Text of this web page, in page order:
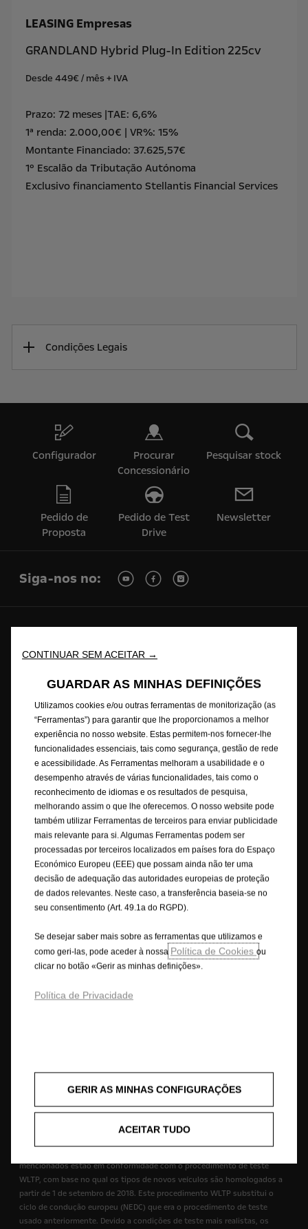
LEASING Empresas
GRANDLAND Hybrid Plug-In Edition 225cv
Desde 449€ / mês + IVA
Prazo: 72 meses |TAE: 6,6%
1ª renda: 2.000,00€ | VR%: 15%
Montante Financiado: 37.625,57€
1º Escalão da Tributação Autónoma
Exclusivo financiamento Stellantis Financial Services
Condições Legais
Configurador
Procurar
Concessionário
Pesquisar stock
Pedido de
Proposta
Pedido de Test
Drive
Newsletter
Siga-nos no:
Política de Privacidade
Política de Cookies
Opel Internacional
Contacte-nos
Este website/aplicação é propriedade da Opel Automobile GmbH com
sede social em Bahnhofsplatz, 65423 Rüsselsheim am Main, Alemanha,
com CIF/NIF DE 287264581. O website/aplicação é operado pela Stellantis
Portugal, S.A., com NIF 502995912, Rua Vasco da Gama, 20 | 2685-244
Portela de Loures | Portugal. Este website/aplicação está alojado na
Europa pelo nosso fornecedor de serviços de IT Capgemini Technology
Services, 5/7 rue Frédéric Clavel - 92287 Suresnes Cedex - França, num
servidor propriedade da Amazon Web Services.
A Opel garante que foram tomadas as devidas providências para que o
conteúdo deste Site seja preciso e atualizado. A Opel não assume
qualquer responsabilidade por prejuízos, danos materiais ou pessoais
utilização da informação nele contida.
As descrições e ilustrações das características podem referir-se ou
mostrar equipamentos opcionais não incluídos na entrega de série. As
Reservamo-nos o direito de fazer alterações no design e nos
apenas em alguns países ou podem estar disponíveis apenas mediante
um custo extra. Para obter informações mais detalhadas sobre o
equipamento fornecido nos nossos veículos, contacte a rede de
concessionários Opel em Portugal.
mencionados estão em conformidade com o procedimento de teste
WLTP, com base no qual os tipos de novos veículos são homologados a
partir de 1 de setembro de 2018. Este procedimento WLTP substitui o
ciclo de condução europeu (NEDC) que era o procedimento de teste
usado anteriormente. Devido a condições de teste mais realistas, os
CONTINUAR SEM ACEITAR →
GUARDAR AS MINHAS DEFINIÇÕES
Utilizamos cookies e/ou outras ferramentas de monitorização (as
“Ferramentas”) para garantir que lhe proporcionamos a melhor
experiência no nosso website. Estas permitem-nos fornecer-lhe
funcionalidades essenciais, tais como segurança, gestão de rede
e acessibilidade. As Ferramentas melhoram a usabilidade e o
desempenho através de várias funcionalidades, tais como o
reconhecimento de idiomas e os resultados de pesquisa,
melhorando assim o que lhe oferecemos. O nosso website pode
também utilizar Ferramentas de terceiros para enviar publicidade
mais relevante para si. Algumas Ferramentas podem ser
processadas por terceiros localizados em países fora do Espaço
Económico Europeu (EEE) que possam ainda não ter uma
decisão de adequação das autoridades europeias de proteção
de dados relevantes. Neste caso, a transferência baseia-se no
seu consentimento (Art. 49.1a do RGPD).
Se desejar saber mais sobre as ferramentas que utilizamos e
como geri-las, pode aceder à nossa Política de Cookies ou
clicar no botão «Gerir as minhas definições».
Política de Privacidade
GERIR AS MINHAS CONFIGURAÇÕES
ACEITAR TUDO